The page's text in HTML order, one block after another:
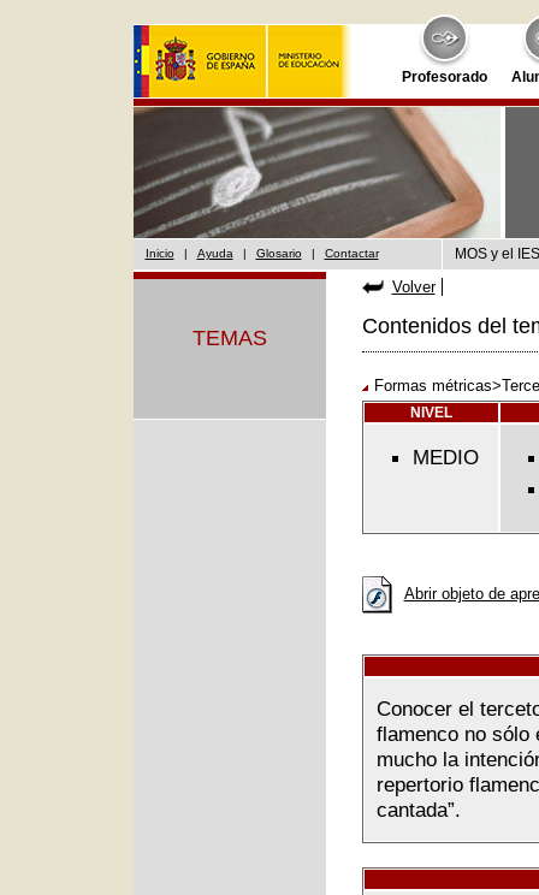
Profesorado
Inicio | Ayuda | Glosario | Contactar MOS y el
TEMAS
Volver
Contenidos del
Formas
NIVEL
MEDIO
Abrir objeto de
Conocer el
flamenco no sólo
mucho la
repertorio
cantada”.